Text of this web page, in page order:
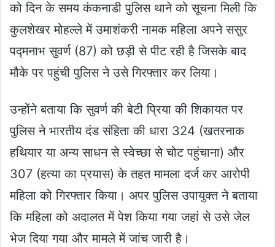
को दिन के समय कंकनाडी पुलिस थाने को सूचना मिली कि
कुलशेखर मोहल्ले में उमाशंकरी नामक महिला अपने ससुर
पद्मनाभ सुवर्ण (87) को छड़ी से पीट रही है जिसके बाद
मौके पर पहुंची पुलिस ने उसे गिरफ्तार कर लिया।
उन्होंने बताया कि सुवर्ण की बेटी प्रिया की शिकायत पर
पुलिस ने भारतीय दंड संहिता की धारा 324 (खतरनाक
हथियार या अन्य साधन से स्वेच्छा से चोट पहुंचाना) और
307 (हत्या का प्रयास) के तहत मामला दर्ज कर आरोपी
महिला को गिरफ्तार किया। अपर पुलिस उपायुक्त ने बताया
कि महिला को अदालत में पेश किया गया जहां से उसे जेल
भेज दिया गया और मामले में जांच जारी है।